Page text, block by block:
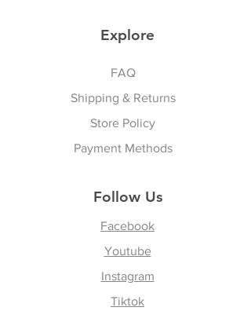
Explore
FAQ
Shipping & Returns
Store Policy
Payment Methods
Follow Us
Facebook
Youtube
Instagram
Tiktok